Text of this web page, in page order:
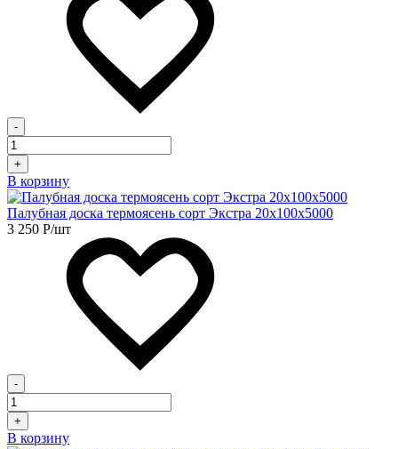
-
+
В корзину
Палубная доска термоясень сорт Экстра 20х100х5000
3 250 Р/шт
-
+
В корзину